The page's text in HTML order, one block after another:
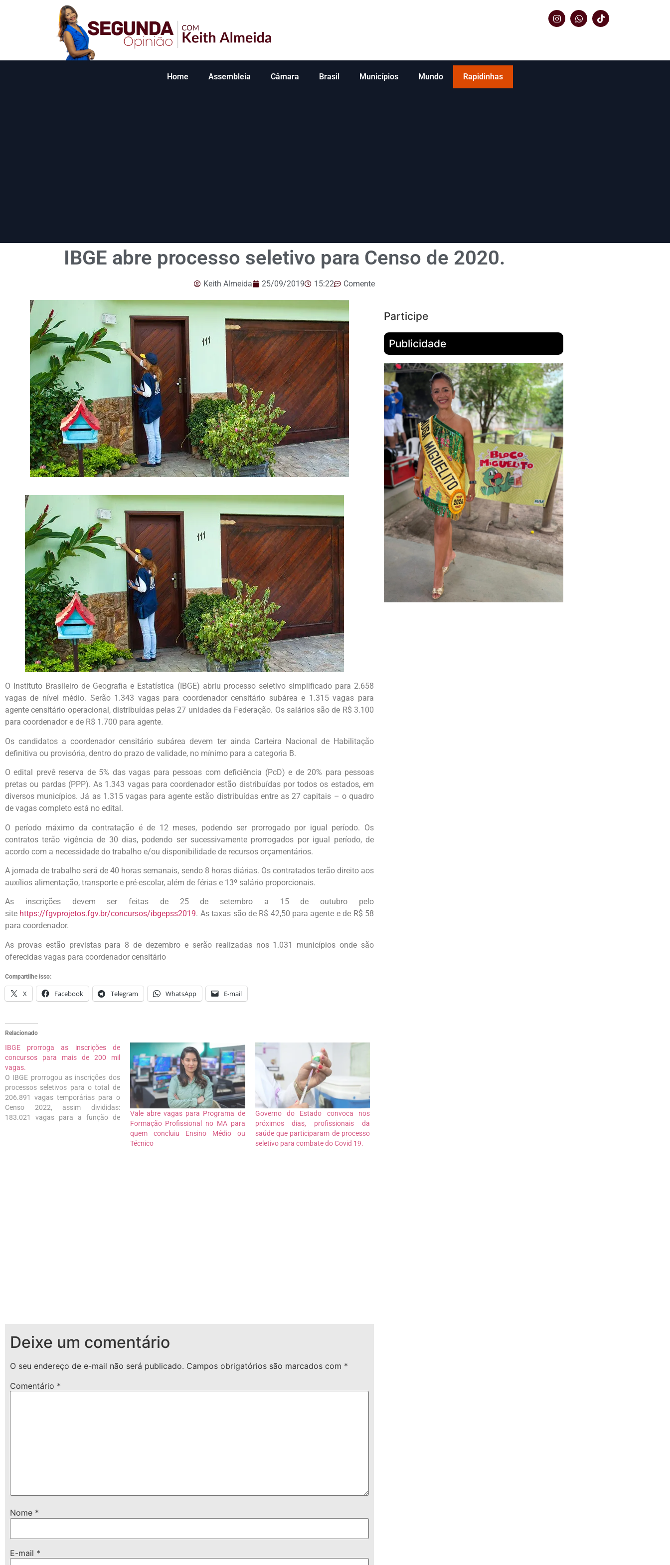
Home Assembleia Câmara Brasil Municípios Mundo Rapidinhas
IBGE abre processo seletivo para Censo de 2020.
Keith Almeida 25/09/2019 15:22 Comente
O Instituto Brasileiro de Geografia e Estatística (IBGE) abriu processo seletivo simplificado para 2.658
vagas de nível médio. Serão 1.343 vagas para coordenador censitário subárea e 1.315 vagas para
agente censitário operacional, distribuídas pelas 27 unidades da Federação. Os salários são de R$ 3.100
para coordenador e de R$ 1.700 para agente.
Os candidatos a coordenador censitário subárea devem ter ainda Carteira Nacional de Habilitação
definitiva ou provisória, dentro do prazo de validade, no mínimo para a categoria B.
O edital prevê reserva de 5% das vagas para pessoas com deficiência (PcD) e de 20% para pessoas
pretas ou pardas (PPP). As 1.343 vagas para coordenador estão distribuídas por todos os estados, em
diversos municípios. Já as 1.315 vagas para agente estão distribuídas entre as 27 capitais – o quadro
de vagas completo está no edital.
O período máximo da contratação é de 12 meses, podendo ser prorrogado por igual período. Os
contratos terão vigência de 30 dias, podendo ser sucessivamente prorrogados por igual período, de
acordo com a necessidade do trabalho e/ou disponibilidade de recursos orçamentários.
A jornada de trabalho será de 40 horas semanais, sendo 8 horas diárias. Os contratados terão direito aos
auxílios alimentação, transporte e pré-escolar, além de férias e 13º salário proporcionais.
As inscrições devem ser feitas de 25 de setembro a 15 de outubro pelo
site https://fgvprojetos.fgv.br/concursos/ibgepss2019. As taxas são de R$ 42,50 para agente e de R$ 58
para coordenador.
As provas estão previstas para 8 de dezembro e serão realizadas nos 1.031 municípios onde são
oferecidas vagas para coordenador censitário
Compartilhe isso:
X Facebook Telegram WhatsApp E-mail
Relacionado
IBGE prorroga as inscrições de
concursos para mais de 200 mil
vagas.
O IBGE prorrogou as inscrições dos
processos seletivos para o total de
206.891 vagas temporárias para o
Censo 2022, assim divididas:
183.021 vagas para a função de
Vale abre vagas para Programa de
Formação Profissional no MA para
quem concluiu Ensino Médio ou
Técnico
Governo do Estado convoca nos
próximos dias, profissionais da
saúde que participaram de processo
seletivo para combate do Covid 19.
Deixe um comentário
O seu endereço de e-mail não será publicado. Campos obrigatórios são marcados com *
Comentário *
Nome *
E-mail *
Participe
Publicidade